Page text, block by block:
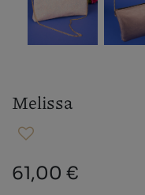
Melissa
61,00 €